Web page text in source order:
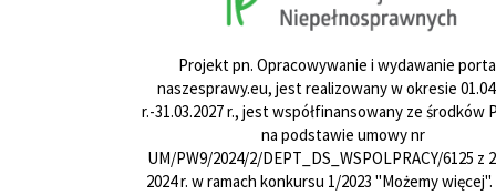
Projekt pn. Opracowywanie i wydawanie
naszesprawy.eu, jest realizowany w okresie
r.-31.03.2027 r., jest współfinansowany ze środków
na podstawie umowy nr
UM/PW9/2024/2/DEPT_DS_WSPOLPRACY/6125 z
2024 r. w ramach konkursu 1/2023 "Możemy więcej".